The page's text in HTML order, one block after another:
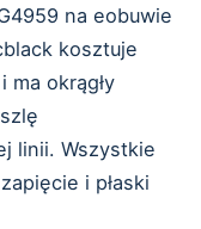
na eobuwie
kosztuje
ma okrągły
linii. Wszystkie
i płaski